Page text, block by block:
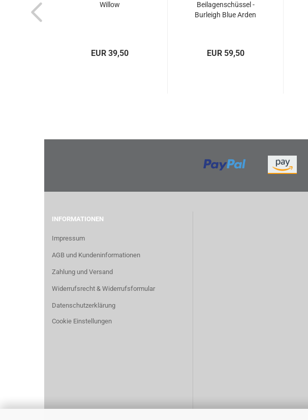
Willow
EUR 39,50
Beilagenschüssel -
Burleigh Blue Arden
EUR 59,50
INFORMATIONEN
Impressum
AGB und Kundeninformationen
Zahlung und Versand
Widerrufsrecht & Widerrufsformular
Datenschutzerklärung
Cookie Einstellungen